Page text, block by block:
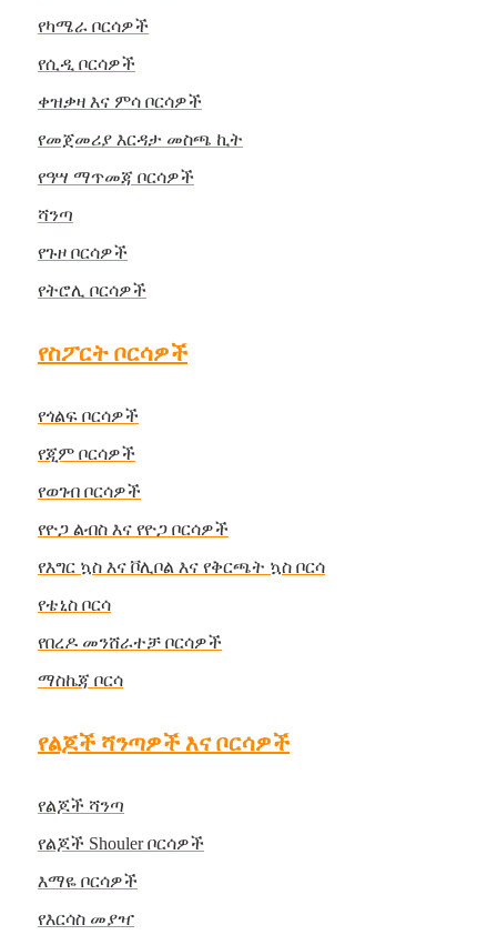
የካሜራ ቦርሳዎች
የሲዲ ቦርሳዎች
ቀዝቃዛ እና ምሳ ቦርሳዎች
የመጀመሪያ እርዳታ መስጫ ኪት
የዓሣ ማጥመጃ ቦርሳዎች
ሻንጣ
የጉዞ ቦርሳዎች
የትሮሊ ቦርሳዎች
የስፖርት ቦርሳዎች
የጎልፍ ቦርሳዎች
የጂም ቦርሳዎች
የወገብ ቦርሳዎች
የዮጋ ልብስ እና የዮጋ ቦርሳዎች
የእግር ኳስ እና ቮሊቦል እና የቅርጫት ኳስ ቦርሳ
የቴኒስ ቦርሳ
የበረዶ መንሸራተቻ ቦርሳዎች
ማስኬጃ ቦርሳ
የልጆች ሻንጣዎች እና ቦርሳዎች
የልጆች ሻንጣ
የልጆች Shouler ቦርሳዎች
እማዬ ቦርሳዎች
የእርሳስ መያዣ